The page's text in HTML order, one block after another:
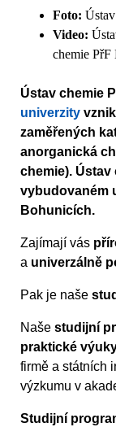
Foto:
Video:
chemie
Ústav chemie
univerzity
zaměřených
anorganická
chemie). Ústav
vybudovaném
Bohunicích.
Zajímají vás
a univerzálně
Pak je naše
Naše studijní
praktické
firmě a státních
výzkumu v
Studijní